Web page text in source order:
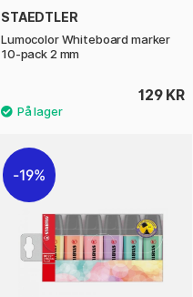
STAEDTLER
Lumocolor Whiteboard marker
10-pack 2 mm
129 KR
19%